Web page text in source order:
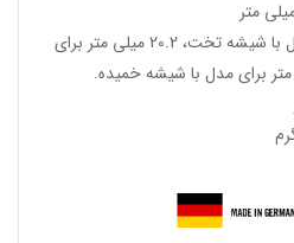
ارتفاع: 17.6 میلی متر برای مدل با شیشه تخت، 20.2 میلی متر برای